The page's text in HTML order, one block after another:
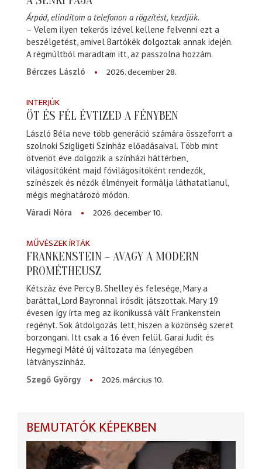
Árpád, elindítom a telefonon a rögzítést, kezdjük.
– Velem ilyen tekerős izével kellene felvenni ezt a
beszélgetést, amivel Bartókék dolgoztak annak idején.
A régmúltból maradtam itt, az passzolna hozzám.
Bérczes László
2026. december 28.
INTERJÚK
ÖT ÉS FÉL ÉVTIZED A FÉNYBEN
László Béla neve több generáció számára összeforrt a
szolnoki Szigligeti Színház előadásaival. Több mint
ötvenöt éve dolgozik a színházi háttérben,
világosítóként majd fővilágosítóként rendezők,
színészek és nézők élményeit formálja láthatatlanul,
mégis meghatározó módon.
Váradi Nóra
2026. december 10.
MŰVÉSZEK ÍRTÁK
FRANKENSTEIN – AVAGY A MODERN
PROMÉTHEUSZ
Kétszáz éve Percy B. Shelley és felesége, Mary a
baráttal, Lord Bayronnal írósdit játszottak. Mary 19
évesen így írta meg az ikonikussá vált Frankenstein
regényt. Sok átdolgozás lett, hiszen a közönség szeret
borzongani. Itt csak a 16 éven felül. Garai Judit és
Hegymegi Máté új változata ma lényegében
látványszínház.
Szegő György
2026. március 10.
BEMUTATÓK KÉPEKBEN